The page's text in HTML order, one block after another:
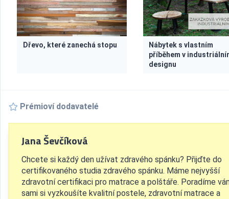
Dřevo, které zanechá stopu
Nábytek s vlastním
příběhem v
designu
Prémioví dodavatelé
Jana Ševčíková
Chcete si každý den užívat zdravého spánku? Přijďte do
certifikovaného studia zdravého spánku. Máme nejvyšší
zdravotní certifikaci pro matrace a polštáře. Poradíme
sami si vyzkoušíte kvalitní postele, zdravotní matrace a